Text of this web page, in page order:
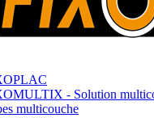
- Solution
multicouche